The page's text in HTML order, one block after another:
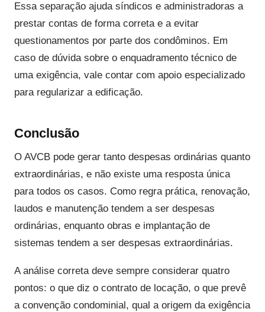
Essa separação ajuda síndicos e administradoras a
prestar contas de forma correta e a evitar
questionamentos por parte dos condôminos. Em
caso de dúvida sobre o enquadramento técnico de
uma exigência, vale contar com apoio especializado
para regularizar a edificação.
Conclusão
O AVCB pode gerar tanto despesas ordinárias quanto
extraordinárias, e não existe uma resposta única
para todos os casos. Como regra prática, renovação,
laudos e manutenção tendem a ser despesas
ordinárias, enquanto obras e implantação de
sistemas tendem a ser despesas extraordinárias.
A análise correta deve sempre considerar quatro
pontos: o que diz o contrato de locação, o que prevê
a convenção condominial, qual a origem da exigência